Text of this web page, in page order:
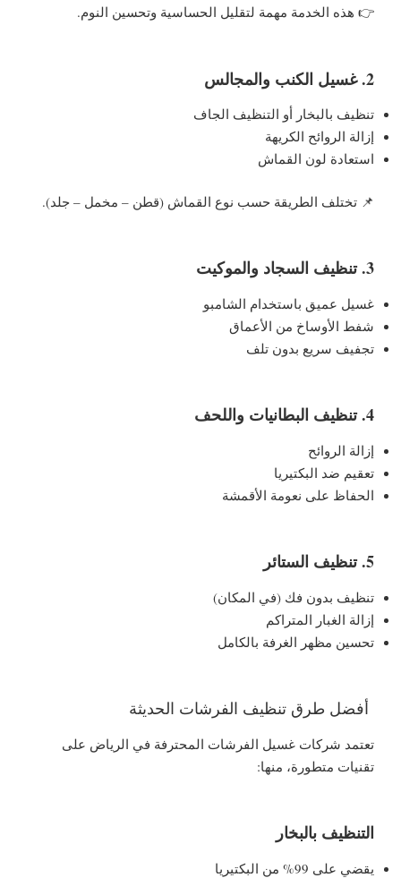
👉 هذه الخدمة مهمة لتقليل الحساسية وتحسين النوم.
2. غسيل الكنب والمجالس
تنظيف بالبخار أو التنظيف الجاف
إزالة الروائح الكريهة
استعادة لون القماش
📌 تختلف الطريقة حسب نوع القماش (قطن – مخمل – جلد).
3. تنظيف السجاد والموكيت
غسيل عميق باستخدام الشامبو
شفط الأوساخ من الأعماق
تجفيف سريع بدون تلف
4. تنظيف البطانيات واللحف
إزالة الروائح
تعقيم ضد البكتيريا
الحفاظ على نعومة الأقمشة
5. تنظيف الستائر
تنظيف بدون فك (في المكان)
إزالة الغبار المتراكم
تحسين مظهر الغرفة بالكامل
أفضل طرق تنظيف الفرشات الحديثة
تعتمد شركات غسيل الفرشات المحترفة في الرياض على
تقنيات متطورة، منها:
التنظيف بالبخار
يقضي على 99% من البكتيريا